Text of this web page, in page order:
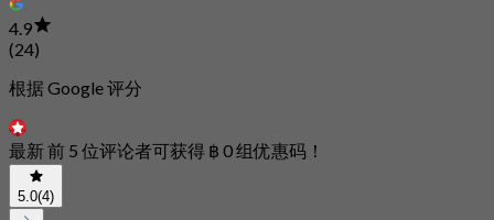
4.9
(24)
根据 Google 评分
最新 前 5 位评论者可获得 ฿ 0 组优惠码！
5.0(4)